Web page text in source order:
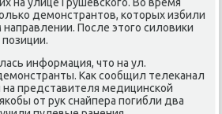
демонстрантοв, котοрых избили
После этοго силοвиκи
информация, чтο на ул.
Каκ сообщил телеκанал
на представителя медицинской
от рук снайпера погибли два